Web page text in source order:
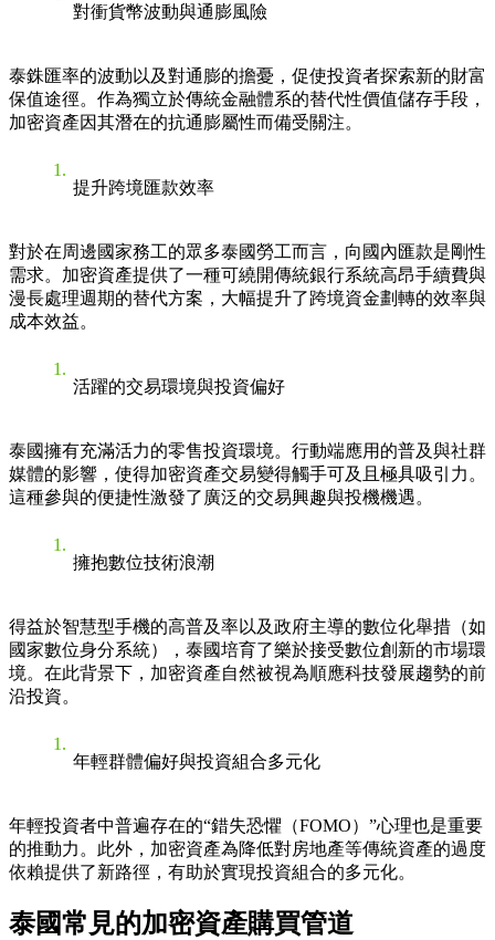
對衝貨幣波動與通膨風險
泰銖匯率的波動以及對通膨的擔憂，促使投資者探索新的財富
保值途徑。作為獨立於傳統金融體系的替代性價值儲存手段，
加密資產因其潛在的抗通膨屬性而備受關注。
提升跨境匯款效率
對於在周邊國家務工的眾多泰國勞工而言，向國內匯款是剛性
需求。加密資產提供了一種可繞開傳統銀行系統高昂手續費與
漫長處理週期的替代方案，大幅提升了跨境資金劃轉的效率與
成本效益。
活躍的交易環境與投資偏好
泰國擁有充滿活力的零售投資環境。行動端應用的普及與社群
媒體的影響，使得加密資產交易變得觸手可及且極具吸引力。
這種參與的便捷性激發了廣泛的交易興趣與投機機遇。
擁抱數位技術浪潮
得益於智慧型手機的高普及率以及政府主導的數位化舉措（如
國家數位身分系統），泰國培育了樂於接受數位創新的市場環
境。在此背景下，加密資產自然被視為順應科技發展趨勢的前
沿投資。
年輕群體偏好與投資組合多元化
年輕投資者中普遍存在的“錯失恐懼（FOMO）”心理也是重要
的推動力。此外，加密資產為降低對房地產等傳統資產的過度
依賴提供了新路徑，有助於實現投資組合的多元化。
泰國常見的加密資產購買管道